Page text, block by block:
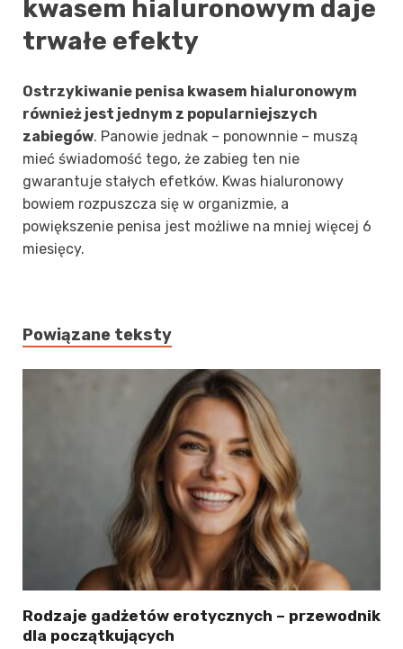
kwasem hialuronowym daje
trwałe efekty
Ostrzykiwanie penisa kwasem hialuronowym
również jest jednym z popularniejszych
zabiegów. Panowie jednak – ponownnie – muszą
mieć świadomość tego, że zabieg ten nie
gwarantuje stałych efetków. Kwas hialuronowy
bowiem rozpuszcza się w organizmie, a
powiększenie penisa jest możliwe na mniej więcej 6
miesięcy.
Powiązane teksty
Rodzaje gadżetów erotycznych – przewodnik
dla początkujących